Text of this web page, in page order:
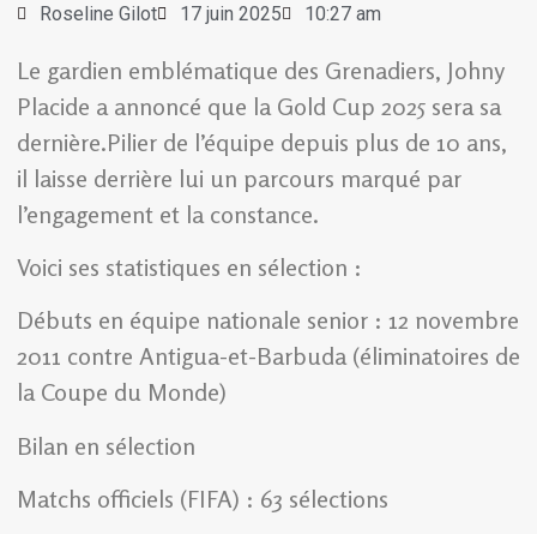
Roseline Gilot 17 juin 2025 10:27 am
Le gardien emblématique des Grenadiers, Johny
Placide a annoncé que la Gold Cup 2025 sera sa
dernière.Pilier de l’équipe depuis plus de 10 ans,
il laisse derrière lui un parcours marqué par
l’engagement et la constance.
Voici ses statistiques en sélection :
Débuts en équipe nationale senior : 12 novembre
2011 contre Antigua-et-Barbuda (éliminatoires de
la Coupe du Monde)
Bilan en sélection
Matchs officiels (FIFA) : 63 sélections